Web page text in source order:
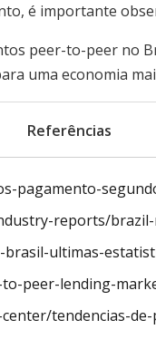
é importante
peer-to-peer no
uma economia
Referências
pagamento-
reports/
ultimas-
peer-lending-
tendencias-